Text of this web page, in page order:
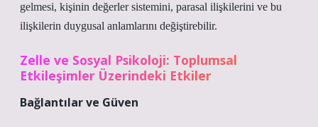
gelmesi, kişinin değerler sistemini, parasal ilişkilerini ve bu
ilişkilerin duygusal anlamlarını değiştirebilir.
Zelle ve Sosyal Psikoloji: Toplumsal
Etkileşimler Üzerindeki Etkiler
Bağlantılar ve Güven